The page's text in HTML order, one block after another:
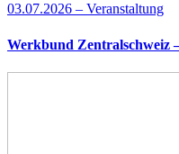
03.07.2026 – Veranstaltung
Werkbund Zentralschweiz